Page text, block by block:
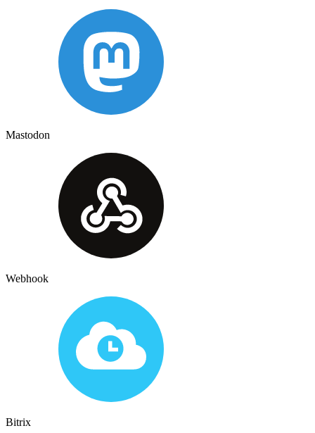
Mastodon
Webhook
Bitrix